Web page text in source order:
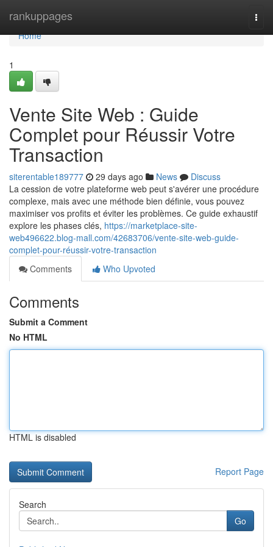
rankuppages
Home
Home
1
Vente Site Web : Guide
Complet pour Réussir Votre
Transaction
siterentable189777 29 days ago News
Discuss
La cession de votre plateforme web peut s'avérer une procédure
complexe, mais avec une méthode bien définie, vous pouvez
maximiser vos profits et éviter les problèmes. Ce guide exhaustif
explore les phases clés, https://marketplace-site-
web496622.blog-mall.com/42683706/vente-site-web-guide-
complet-pour-réussir-votre-transaction
Comments
Who Upvoted
Comments
Submit a Comment
No HTML
HTML is disabled
Report Page
Search
Go